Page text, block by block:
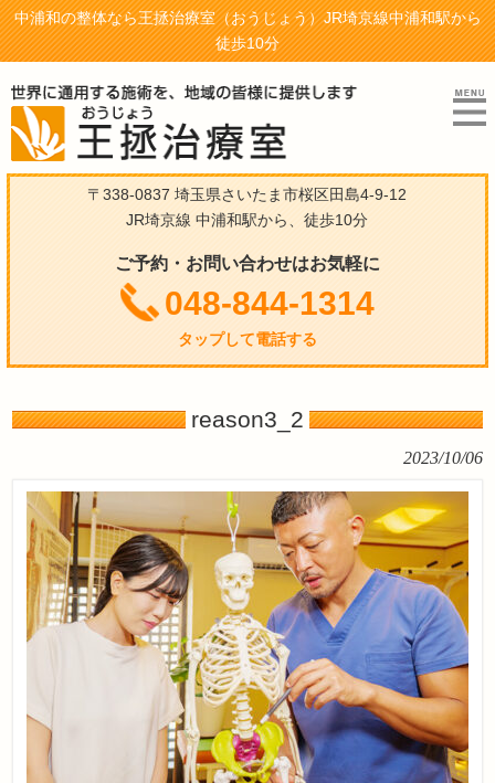
中浦和の整体なら王拯治療室（おうじょう）JR埼京線中浦和駅から
徒歩10分
〒338-0837 埼玉県さいたま市桜区田島4-9-12
JR埼京線 中浦和駅から、徒歩10分
ご予約・お問い合わせはお気軽に
048-844-1314
タップして電話する
reason3_2
2023/10/06